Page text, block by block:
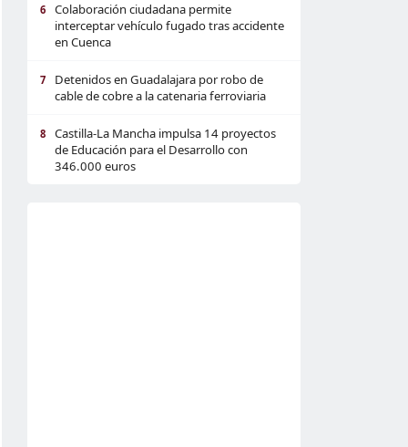
6
Colaboración ciudadana permite
interceptar vehículo fugado tras accidente
en Cuenca
7
Detenidos en Guadalajara por robo de
cable de cobre a la catenaria ferroviaria
8
Castilla-La Mancha impulsa 14 proyectos
de Educación para el Desarrollo con
346.000 euros